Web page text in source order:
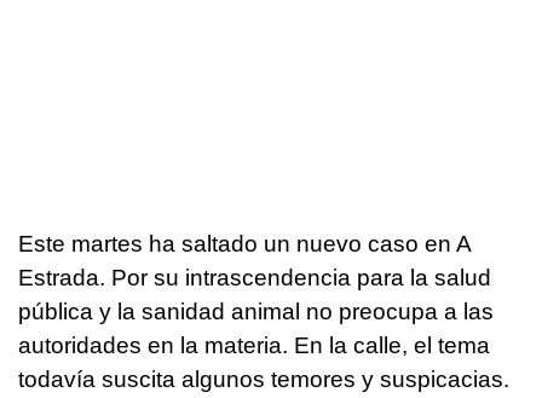
Este martes ha saltado un nuevo caso en A
Estrada. Por su intrascendencia para la salud
pública y la sanidad animal no preocupa a las
autoridades en la materia. En la calle, el tema
todavía suscita algunos temores y suspicacias.